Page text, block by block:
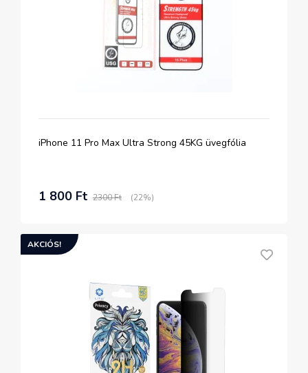
iPhone 11 Pro Max Ultra Strong 45KG üvegfólia
1 800 Ft 2300 Ft (22%)
AKCIÓS!